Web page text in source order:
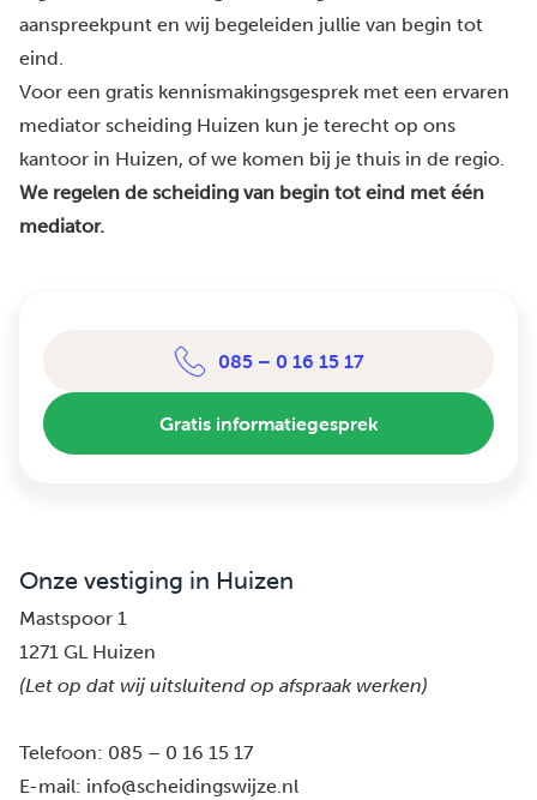
aanspreekpunt en wij begeleiden jullie van begin tot
eind.
Voor een gratis kennismakingsgesprek met een ervaren
mediator scheiding Huizen kun je terecht op ons
kantoor in Huizen, of we komen bij je thuis in de regio.
We regelen de scheiding van begin tot eind met één
mediator.
085 – 0 16 15 17
Gratis informatiegesprek
Onze vestiging in Huizen
Mastspoor 1
1271 GL Huizen
(Let op dat wij uitsluitend op afspraak werken)
Telefoon: 085 – 0 16 15 17
E-mail: info@scheidingswijze.nl